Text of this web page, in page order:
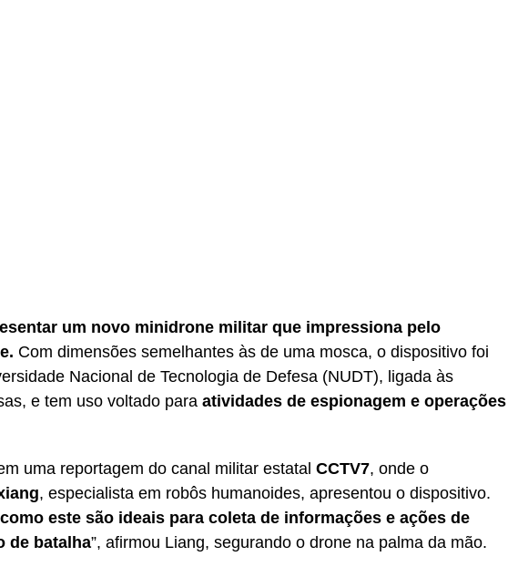
um novo minidrone militar que impressiona pelo
Com dimensões semelhantes às de uma mosca, o dispositivo foi
Nacional de Tecnologia de Defesa (NUDT), ligada às
e tem uso voltado para atividades de espionagem e operações
uma reportagem do canal militar estatal CCTV7, onde o
, especialista em robôs humanoides, apresentou o dispositivo.
este são ideais para coleta de informações e ações de
de batalha”, afirmou Liang, segurando o drone na palma da mão.